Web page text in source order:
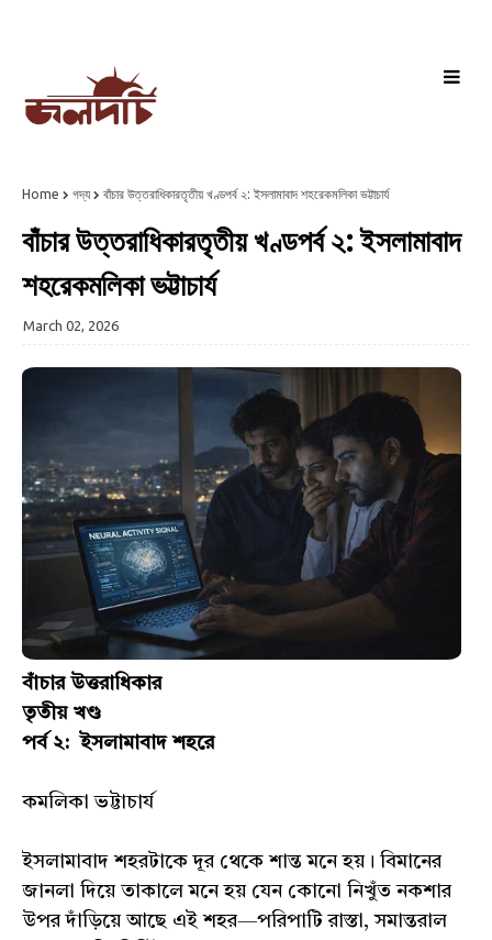
Home গদ্য বাঁচার উত্তরাধিকারতৃতীয় খণ্ডপর্ব ২: ইসলামাবাদ শহরেকমলিকা ভট্টাচার্য
বাঁচার উত্তরাধিকারতৃতীয় খণ্ডপর্ব ২: ইসলামাবাদ
শহরেকমলিকা ভট্টাচার্য
March 02, 2026
বাঁচার উত্তরাধিকার
তৃতীয় খণ্ড
পর্ব ২: ইসলামাবাদ শহরে
কমলিকা ভট্টাচার্য
ইসলামাবাদ শহরটাকে দূর থেকে শান্ত মনে হয়। বিমানের
জানলা দিয়ে তাকালে মনে হয় যেন কোনো নিখুঁত নকশার
উপর দাঁড়িয়ে আছে এই শহর—পরিপাটি রাস্তা, সমান্তরাল